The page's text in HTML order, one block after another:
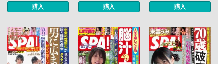
購入 購入 購入